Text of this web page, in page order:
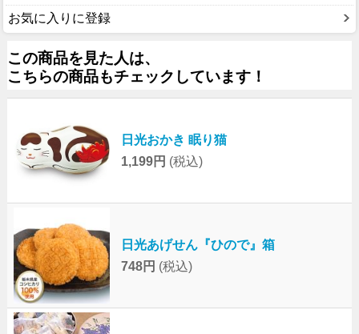
お気に入りに登録
この商品を見た人は、
こちらの商品もチェックしています！
日光おかき 眠り猫
1,199円 (税込)
日光あげせん『ひので』箱
748円 (税込)